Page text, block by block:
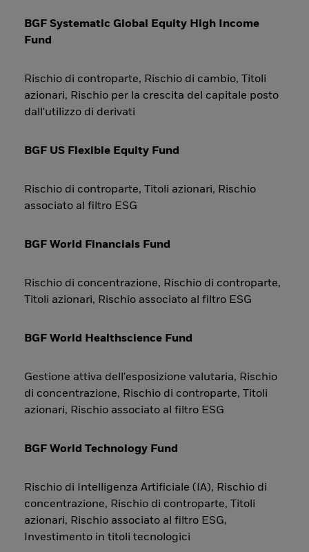
BGF Systematic Global Equity High Income
Fund
Rischio di controparte, Rischio di cambio, Titoli
azionari, Rischio per la crescita del capitale posto
dall'utilizzo di derivati
BGF US Flexible Equity Fund
Rischio di controparte, Titoli azionari, Rischio
associato al filtro ESG
BGF World Financials Fund
Rischio di concentrazione, Rischio di controparte,
Titoli azionari, Rischio associato al filtro ESG
BGF World Healthscience Fund
Gestione attiva dell'esposizione valutaria, Rischio
di concentrazione, Rischio di controparte, Titoli
azionari, Rischio associato al filtro ESG
BGF World Technology Fund
Rischio di Intelligenza Artificiale (IA), Rischio di
concentrazione, Rischio di controparte, Titoli
azionari, Rischio associato al filtro ESG,
Investimento in titoli tecnologici